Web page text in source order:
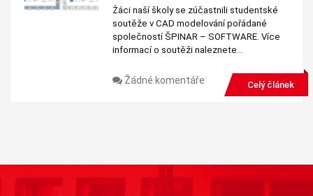
Žáci naší školy se zúčastnili studentské
soutěže v CAD modelování pořádané
společností ŠPINAR – SOFTWARE. Více
informací o soutěži naleznete…
Žádné komentáře Celý článek